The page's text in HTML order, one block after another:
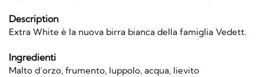
Description
Extra White è la nuova birra bianca della famiglia Vedett.
Ingredienti
Malto d’orzo, frumento, luppolo, acqua, lievito